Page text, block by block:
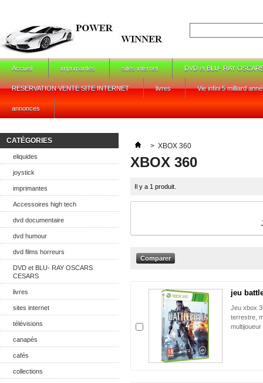
Accueil imprimantes sites internet DVD et BLU- RAY
RESERVATION VENTE SITE INTERNET livres Vie infini 5 milliard
annonces
CATÉGORIES
eliquides
joystick
imprimantes
Accessoires high tech
dvd documentaire
dvd humour
dvd films horreurs
DVD et BLU- RAY OSCARS
CESARS
livres
sites internet
télévisions
canapés
cafés
collections
> XBOX 360
XBOX 360
Il y a 1 produit.
jeu
Jeu xbox
terrestre,